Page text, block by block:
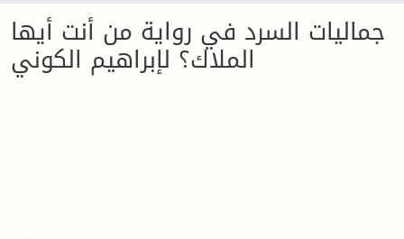
جماليات السرد في رواية من أنت أيها
الملاك؟ لإبراهيم الكوني